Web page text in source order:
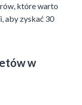
które warto
aby zyskać 30
w